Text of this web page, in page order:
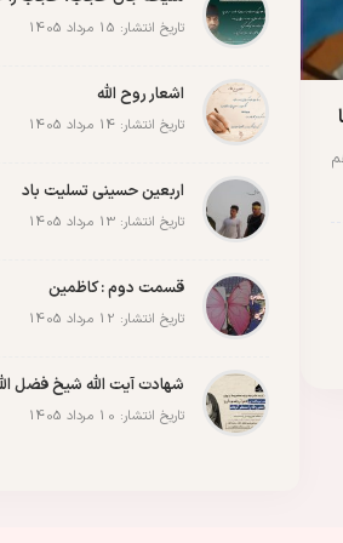
پویش
پیروزی کربلا
تاریخ انتشار: 15 مرداد 1405
اشعار روح الله
تاریخ انتشار: 14 مرداد 1405
اربعین حسینی تسلیت باد
تاریخ انتشار: 13 مرداد 1405
قسمت دوم : کاظمین
تاریخ انتشار: 12 مرداد 1405
تاریخ انتشار: 10 مرداد 1405